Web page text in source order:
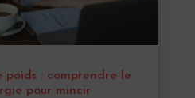
poids : comprendre le
pour mincir